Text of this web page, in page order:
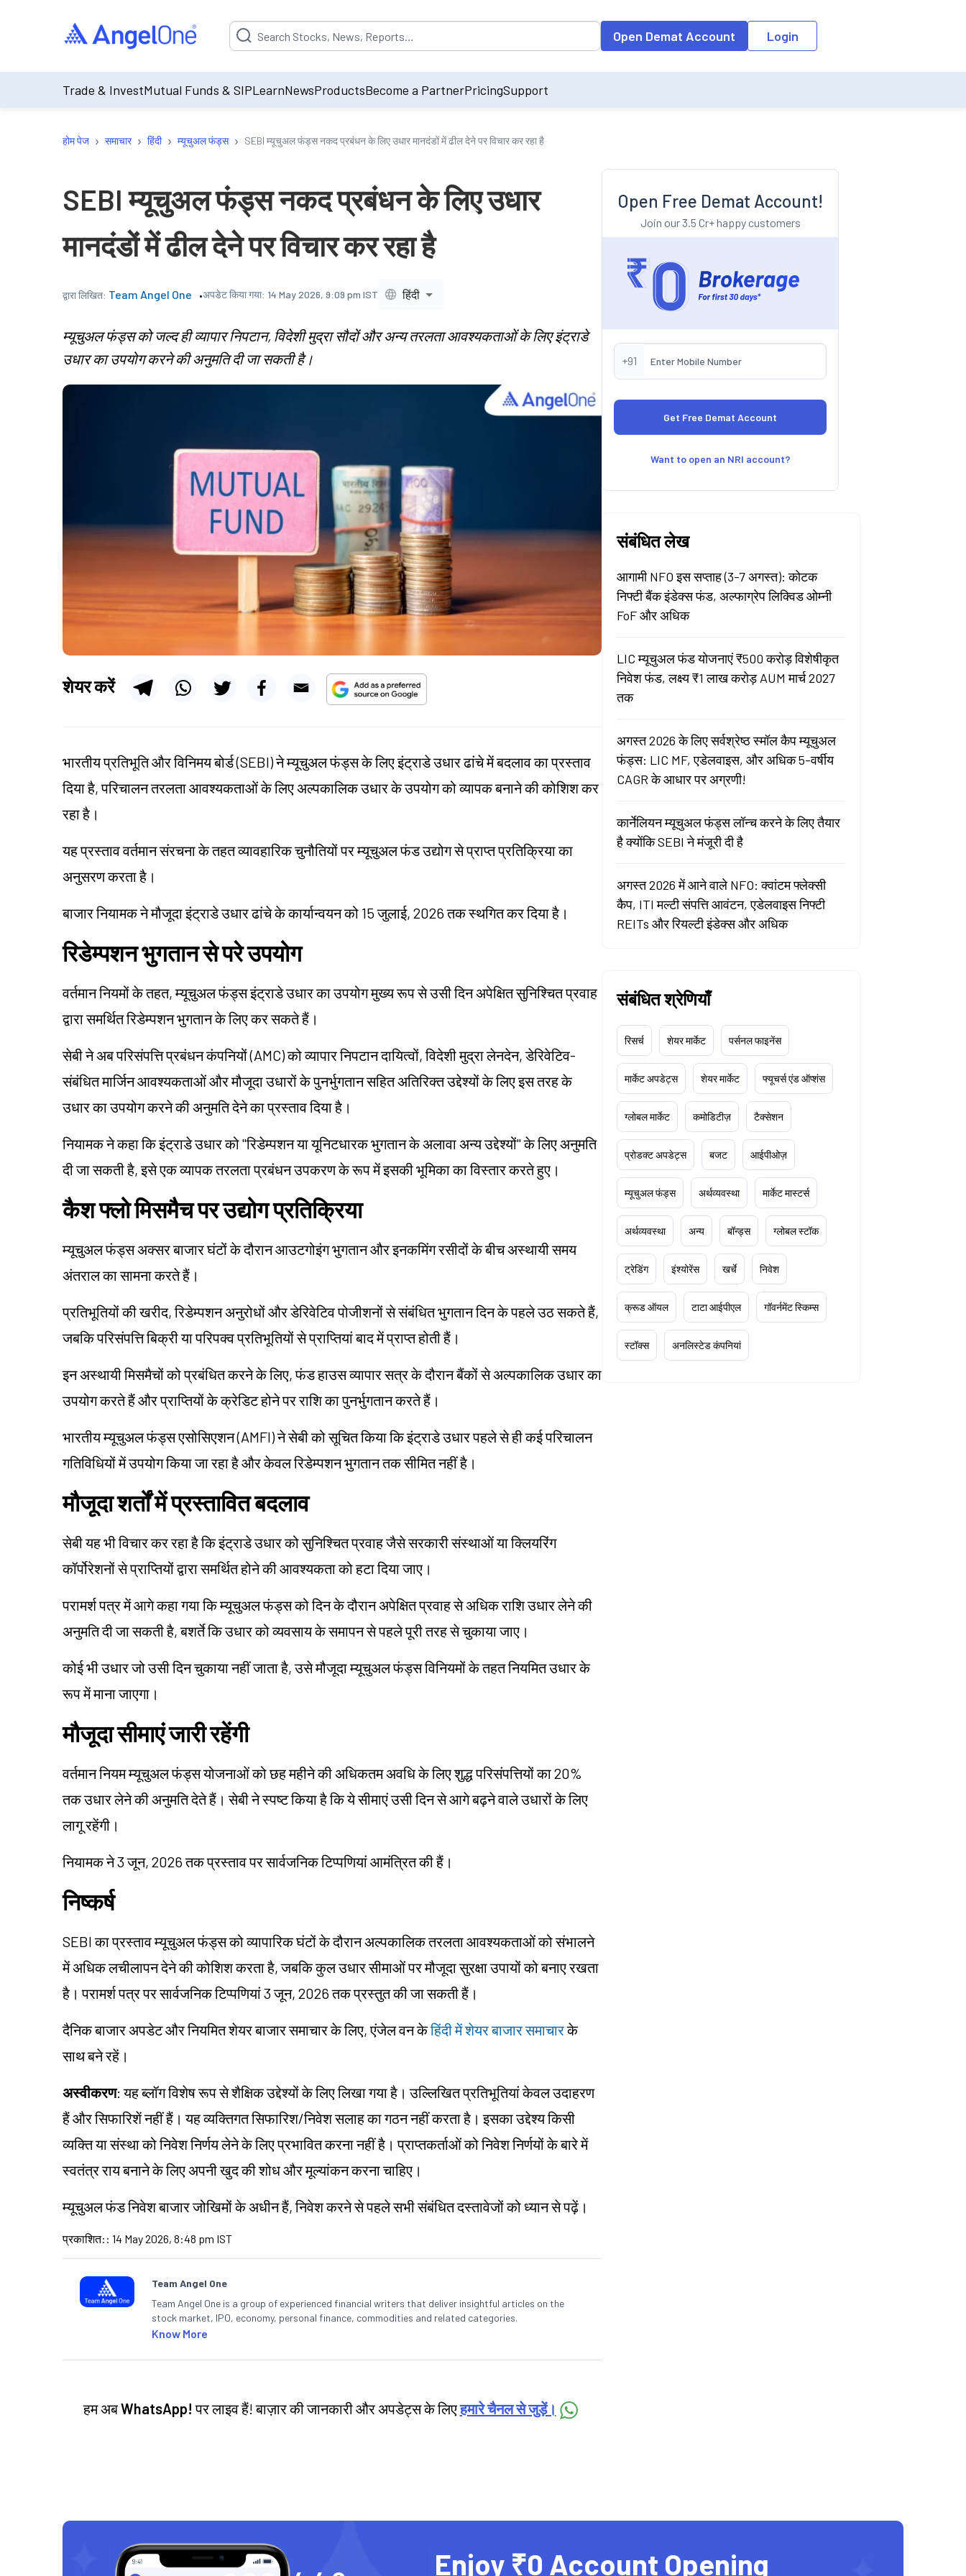
Suggestion will be populated by default on accessing the input field. On entering data into the input field, the suggestion list will be updated as per the
Open Demat Account Login
Trade & InvestMutual Funds & SIPLearnNewsProductsBecome a PartnerPricingSupport
होम पेज › समाचार › हिंदी › म्यूचुअल फंड्स › SEBI म्यूचुअल फंड्स नकद प्रबंधन के लिए उधार मानदंडों में ढील देने पर विचार कर रहा है
SEBI म्यूचुअल फंड्स नकद प्रबंधन के लिए उधार
मानदंडों में ढील देने पर विचार कर रहा है
द्वारा लिखित: Team Angel One अपडेट किया गया: 14 May 2026, 9:09 pm IST हिंदी
म्यूचुअल फंड्स को जल्द ही व्यापार निपटान, विदेशी मुद्रा सौदों और अन्य तरलता आवश्यकताओं के लिए इंट्राडे
उधार का उपयोग करने की अनुमति दी जा सकती है।
शेयर करें
भारतीय प्रतिभूति और विनिमय बोर्ड (SEBI) ने म्यूचुअल फंड्स के लिए इंट्राडे उधार ढांचे में बदलाव का प्रस्ताव
दिया है, परिचालन तरलता आवश्यकताओं के लिए अल्पकालिक उधार के उपयोग को व्यापक बनाने की कोशिश कर
रहा है।
यह प्रस्ताव वर्तमान संरचना के तहत व्यावहारिक चुनौतियों पर म्यूचुअल फंड उद्योग से प्राप्त प्रतिक्रिया का
अनुसरण करता है।
बाजार नियामक ने मौजूदा इंट्राडे उधार ढांचे के कार्यान्वयन को 15 जुलाई, 2026 तक स्थगित कर दिया है।
रिडेम्पशन भुगतान से परे उपयोग
वर्तमान नियमों के तहत, म्यूचुअल फंड्स इंट्राडे उधार का उपयोग मुख्य रूप से उसी दिन अपेक्षित सुनिश्चित प्रवाह
द्वारा समर्थित रिडेम्पशन भुगतान के लिए कर सकते हैं।
सेबी ने अब परिसंपत्ति प्रबंधन कंपनियों (AMC) को व्यापार निपटान दायित्वों, विदेशी मुद्रा लेनदेन, डेरिवेटिव-
संबंधित मार्जिन आवश्यकताओं और मौजूदा उधारों के पुनर्भुगतान सहित अतिरिक्त उद्देश्यों के लिए इस तरह के
उधार का उपयोग करने की अनुमति देने का प्रस्ताव दिया है।
नियामक ने कहा कि इंट्राडे उधार को "रिडेम्पशन या यूनिटधारक भुगतान के अलावा अन्य उद्देश्यों" के लिए अनुमति
दी जा सकती है, इसे एक व्यापक तरलता प्रबंधन उपकरण के रूप में इसकी भूमिका का विस्तार करते हुए।
कैश फ्लो मिसमैच पर उद्योग प्रतिक्रिया
म्यूचुअल फंड्स अक्सर बाजार घंटों के दौरान आउटगोइंग भुगतान और इनकमिंग रसीदों के बीच अस्थायी समय
अंतराल का सामना करते हैं।
प्रतिभूतियों की खरीद, रिडेम्पशन अनुरोधों और डेरिवेटिव पोजीशनों से संबंधित भुगतान दिन के पहले उठ सकते हैं,
जबकि परिसंपत्ति बिक्री या परिपक्व प्रतिभूतियों से प्राप्तियां बाद में प्राप्त होती हैं।
इन अस्थायी मिसमैचों को प्रबंधित करने के लिए, फंड हाउस व्यापार सत्र के दौरान बैंकों से अल्पकालिक उधार का
उपयोग करते हैं और प्राप्तियों के क्रेडिट होने पर राशि का पुनर्भुगतान करते हैं।
भारतीय म्यूचुअल फंड्स एसोसिएशन (AMFI) ने सेबी को सूचित किया कि इंट्राडे उधार पहले से ही कई परिचालन
गतिविधियों में उपयोग किया जा रहा है और केवल रिडेम्पशन भुगतान तक सीमित नहीं है।
मौजूदा शर्तों में प्रस्तावित बदलाव
सेबी यह भी विचार कर रहा है कि इंट्राडे उधार को सुनिश्चित प्रवाह जैसे सरकारी संस्थाओं या क्लियरिंग
कॉर्पोरेशनों से प्राप्तियों द्वारा समर्थित होने की आवश्यकता को हटा दिया जाए।
परामर्श पत्र में आगे कहा गया कि म्यूचुअल फंड्स को दिन के दौरान अपेक्षित प्रवाह से अधिक राशि उधार लेने की
अनुमति दी जा सकती है, बशर्ते कि उधार को व्यवसाय के समापन से पहले पूरी तरह से चुकाया जाए।
कोई भी उधार जो उसी दिन चुकाया नहीं जाता है, उसे मौजूदा म्यूचुअल फंड्स विनियमों के तहत नियमित उधार के
रूप में माना जाएगा।
मौजूदा सीमाएं जारी रहेंगी
वर्तमान नियम म्यूचुअल फंड्स योजनाओं को छह महीने की अधिकतम अवधि के लिए शुद्ध परिसंपत्तियों का 20%
तक उधार लेने की अनुमति देते हैं। सेबी ने स्पष्ट किया है कि ये सीमाएं उसी दिन से आगे बढ़ने वाले उधारों के लिए
लागू रहेंगी।
नियामक ने 3 जून, 2026 तक प्रस्ताव पर सार्वजनिक टिप्पणियां आमंत्रित की हैं।
निष्कर्ष
SEBI का प्रस्ताव म्यूचुअल फंड्स को व्यापारिक घंटों के दौरान अल्पकालिक तरलता आवश्यकताओं को संभालने
में अधिक लचीलापन देने की कोशिश करता है, जबकि कुल उधार सीमाओं पर मौजूदा सुरक्षा उपायों को बनाए रखता
है। परामर्श पत्र पर सार्वजनिक टिप्पणियां 3 जून, 2026 तक प्रस्तुत की जा सकती हैं।
दैनिक बाजार अपडेट और नियमित शेयर बाजार समाचार के लिए, एंजेल वन केहिंदी में शेयर बाजार समाचारके
साथ बने रहें।
अस्वीकरण: यह ब्लॉग विशेष रूप से शैक्षिक उद्देश्यों के लिए लिखा गया है। उल्लिखित प्रतिभूतियां केवल उदाहरण
हैं और सिफारिशें नहीं हैं। यह व्यक्तिगत सिफारिश/निवेश सलाह का गठन नहीं करता है। इसका उद्देश्य किसी
व्यक्ति या संस्था को निवेश निर्णय लेने के लिए प्रभावित करना नहीं है। प्राप्तकर्ताओं को निवेश निर्णयों के बारे में
स्वतंत्र राय बनाने के लिए अपनी खुद की शोध और मूल्यांकन करना चाहिए।
म्यूचुअल फंड निवेश बाजार जोखिमों के अधीन हैं, निवेश करने से पहले सभी संबंधित दस्तावेजों को ध्यान से पढ़ें।
प्रकाशित: : 14 May 2026, 8:48 pm IST
Team Angel One
Team Angel One is a group of experienced financial writers that deliver insightful articles on the
stock market, IPO, economy, personal finance, commodities and related categories.
Know More
हम अबWhatsApp! पर लाइव हैं! बाज़ार की जानकारी और अपडेट्स के लिएहमारे चैनल से जुड़ें।
Open Free Demat Account!
Join our 3.5 Cr+ happy customers
+91
Want to open an NRI account?
संबंधित लेख
आगामी NFO इस सप्ताह (3-7 अगस्त): कोटक
निफ्टी बैंक इंडेक्स फंड, अल्फाग्रेप लिक्विड ओम्नी
FoF और अधिक
LIC म्यूचुअल फंड योजनाएं ₹500 करोड़ विशेषीकृत
निवेश फंड, लक्ष्य ₹1 लाख करोड़ AUM मार्च 2027
तक
अगस्त 2026 के लिए सर्वश्रेष्ठ स्मॉल कैप म्यूचुअल
फंड्स: LIC MF, एडेलवाइस, और अधिक 5-वर्षीय
CAGR के आधार पर अग्रणी!
कार्नेलियन म्यूचुअल फंड्स लॉन्च करने के लिए तैयार
है क्योंकि SEBI ने मंजूरी दी है
अगस्त 2026 में आने वाले NFO: क्वांटम फ्लेक्सी
कैप, ITI मल्टी संपत्ति आवंटन, एडेलवाइस निफ्टी
REITs और रियल्टी इंडेक्स और अधिक
संबंधित श्रेणियाँ
रिसर्च शेयर मार्केट पर्सनल फाइनेंस
मार्केट अपडेट्स शेयर मार्केट फ्यूचर्स एंड ऑप्शंस
ग्लोबल मार्केट कमोडिटीज़ टैक्सेशन
प्रोडक्ट अपडेट्स बजट आईपीओज़
म्यूचुअल फंड्स अर्थव्यवस्था मार्केट मास्टर्स
अर्थव्यवस्था अन्य बॉन्ड्स ग्लोबल स्टॉक
ट्रेडिंग इंश्योरेंस खर्चे निवेश
क्रूड ऑयल टाटा आईपीएल गॉवर्नमेंट स्किम्स
स्टॉक्स अनलिस्टेड कंपनियां
Enjoy ₹0 Account Opening